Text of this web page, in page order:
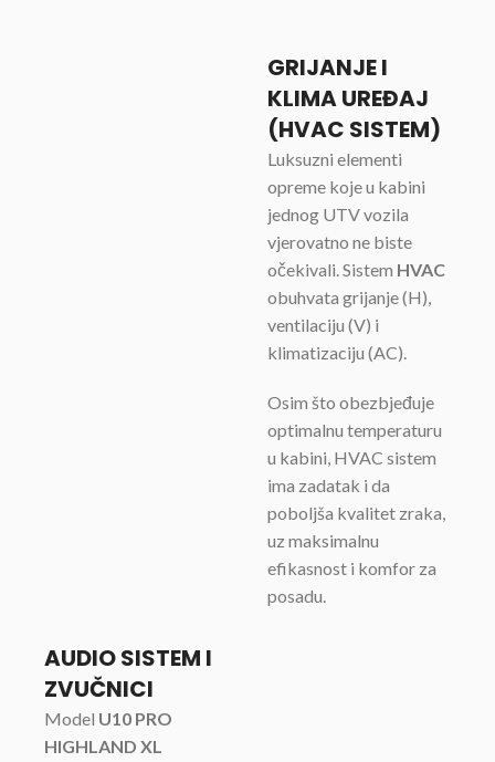
GRIJANJE I
KLIMA UREĐAJ
(HVAC SISTEM)
Luksuzni elementi
opreme koje u kabini
jednog UTV vozila
vjerovatno ne biste
očekivali. Sistem HVAC
obuhvata grijanje (H),
ventilaciju (V) i
klimatizaciju (AC).
Osim što obezbjeđuje
optimalnu temperaturu
u kabini, HVAC sistem
ima zadatak i da
poboljša kvalitet zraka,
uz maksimalnu
efikasnost i komfor za
posadu.
AUDIO SISTEM I
ZVUČNICI
Model U10 PRO
HIGHLAND XL